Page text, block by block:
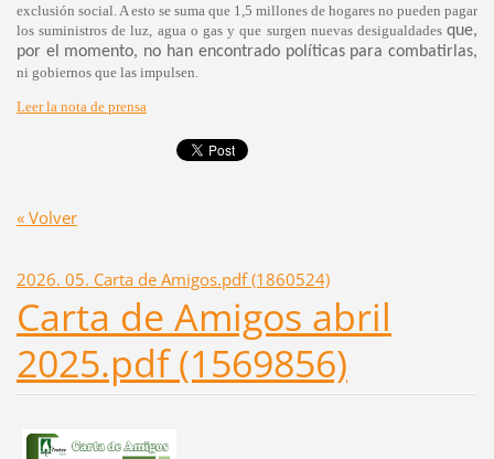
exclusión social. A esto se suma que 1,5 millones de hogares no pueden pagar
los suministros de luz, agua o gas y que surgen nuevas desigualdadesque,
por el momento, no han encontrado políticas para combatirlas,
ni gobiernos que las impulsen.
Leer la nota de prensa
« Volver
2026. 05. Carta de Amigos.pdf (1860524)
Carta de Amigos abril
2025.pdf (1569856)